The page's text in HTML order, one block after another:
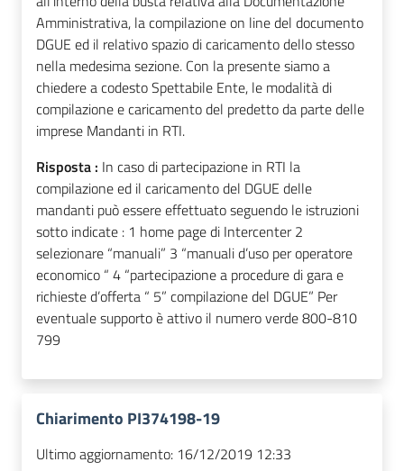
Amministrativa, la compilazione on line del documento
DGUE ed il relativo spazio di caricamento dello stesso
nella medesima sezione. Con la presente siamo a
chiedere a codesto Spettabile Ente, le modalità di
compilazione e caricamento del predetto da parte delle
imprese Mandanti in RTI.
Risposta : In caso di partecipazione in RTI la
compilazione ed il caricamento del DGUE delle
mandanti può essere effettuato seguendo le istruzioni
sotto indicate : 1 home page di Intercenter 2
selezionare “manuali” 3 “manuali d’uso per operatore
economico “ 4 “partecipazione a procedure di gara e
richieste d’offerta “ 5” compilazione del DGUE” Per
eventuale supporto è attivo il numero verde 800-810
799
Chiarimento PI374198-19
Ultimo aggiornamento: 16/12/2019 12:33